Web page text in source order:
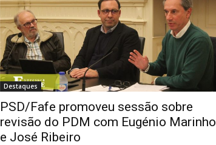
Destaques
PSD/Fafe promoveu sessão sobre
revisão do PDM com Eugénio Marinho
e José Ribeiro